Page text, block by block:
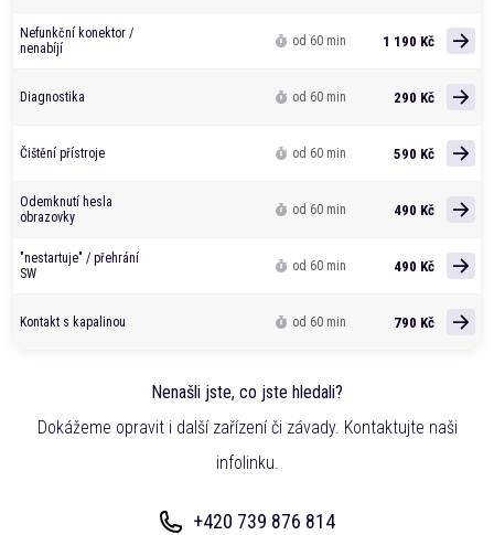
Nefunkční konektor /
nenabíjí
od 60 min 1 190 Kč
Diagnostika od 60 min 290 Kč
Čištění přístroje od 60 min 590 Kč
Odemknutí hesla
obrazovky
od 60 min 490 Kč
"nestartuje" / přehrání
SW
od 60 min 490 Kč
Kontakt s kapalinou od 60 min 790 Kč
Nenašli jste, co jste hledali?
Dokážeme opravit i další zařízení či závady. Kontaktujte naši
infolinku.
+420 739 876 814